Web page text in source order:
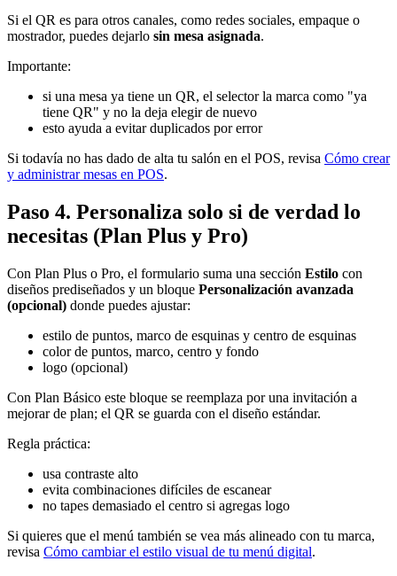
Si el QR es para otros canales, como redes sociales, empaque o
mostrador, puedes dejarlo sin mesa asignada.
Importante:
si una mesa ya tiene un QR, el selector la marca como "ya
tiene QR" y no la deja elegir de nuevo
esto ayuda a evitar duplicados por error
Si todavía no has dado de alta tu salón en el POS, revisa Cómo crear
y administrar mesas en POS.
Paso 4. Personaliza solo si de verdad lo
necesitas (Plan Plus y Pro)
Con Plan Plus o Pro, el formulario suma una sección Estilo con
diseños prediseñados y un bloque Personalización avanzada
(opcional) donde puedes ajustar:
estilo de puntos, marco de esquinas y centro de esquinas
color de puntos, marco, centro y fondo
logo (opcional)
Con Plan Básico este bloque se reemplaza por una invitación a
mejorar de plan; el QR se guarda con el diseño estándar.
Regla práctica:
usa contraste alto
evita combinaciones difíciles de escanear
no tapes demasiado el centro si agregas logo
Si quieres que el menú también se vea más alineado con tu marca,
revisa Cómo cambiar el estilo visual de tu menú digital.